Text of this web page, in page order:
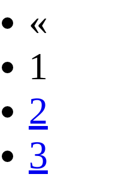
«
1
2
3